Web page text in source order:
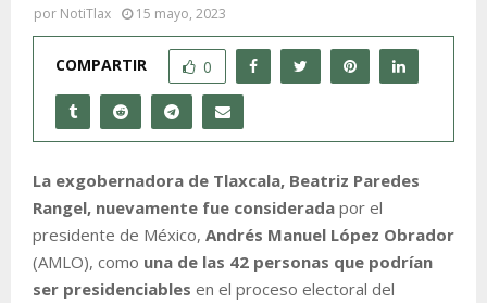
por NotiTlax 15 mayo, 2023
COMPARTIR 0
La exgobernadora de Tlaxcala, Beatriz Paredes
Rangel, nuevamente fue considerada por el
presidente de México, Andrés Manuel López Obrador
(AMLO), como una de las 42 personas que podrían
ser presidenciables en el proceso electoral del